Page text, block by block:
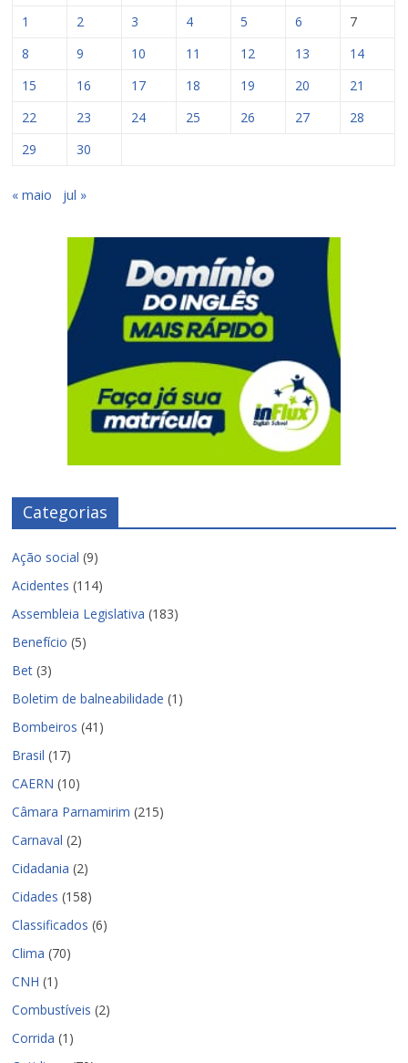
1 2 3 4 5 6
7
8
9 10 11 12 13
14
15
16 17 18 19 20
21
22
23 24 25 26 27
28
29
30
« maio jul »
Categorias
Ação social (9)
Acidentes (114)
Assembleia Legislativa (183)
Benefício (5)
Bet (3)
Boletim de balneabilidade (1)
Bombeiros (41)
Brasil (17)
CAERN (10)
Câmara Parnamirim (215)
Carnaval (2)
Cidadania (2)
Cidades (158)
Classificados (6)
Clima (70)
CNH (1)
Combustíveis (2)
Corrida (1)